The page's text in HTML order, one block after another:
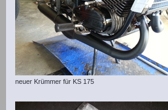
neuer Krümmer für KS 175